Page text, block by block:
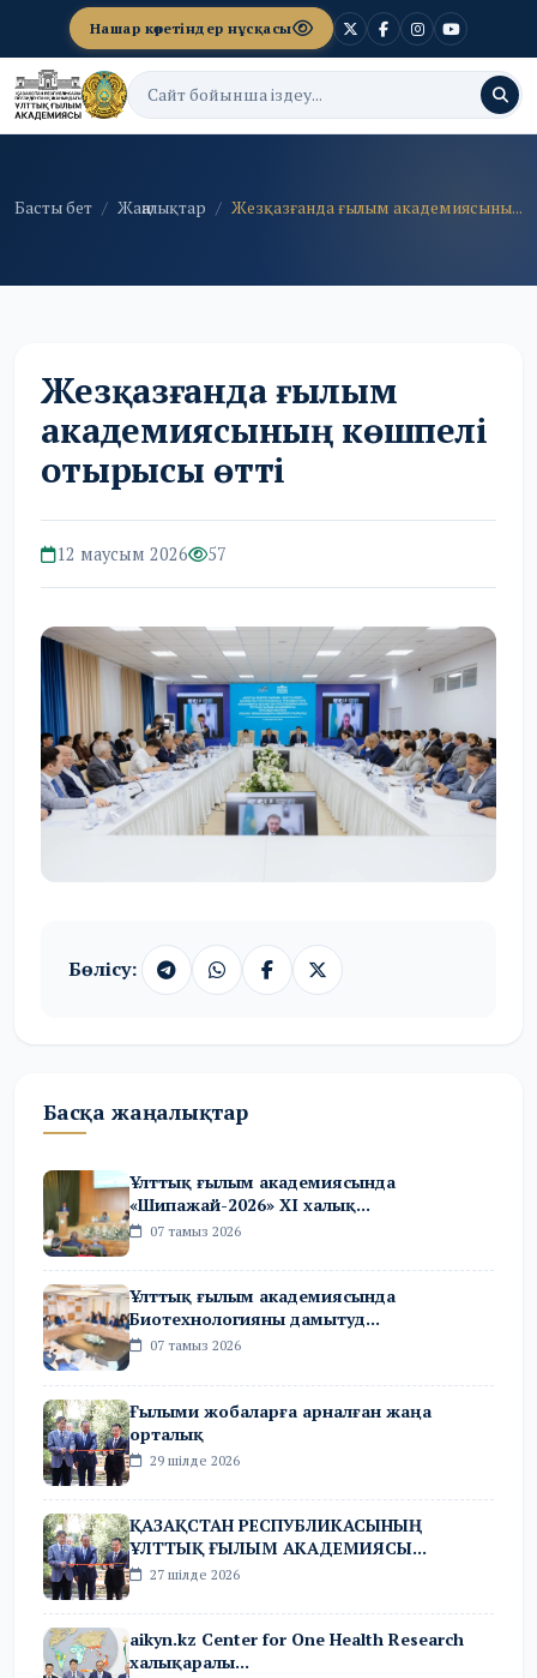
Нашар көретіндер нұсқасы
Басты бет Жаңалықтар Жезқазғанда ғылым академиясыны...
Жезқазғанда ғылым
академиясының көшпелі
отырысы өтті
12 маусым 2026 57
Бөлісу:
Басқа жаңалықтар
Ұлттық ғылым академиясында
«Шипажай-2026» XI халық...
07 тамыз 2026
Ұлттық ғылым академиясында
Биотехнологияны дамытуд...
07 тамыз 2026
Ғылыми жобаларға арналған жаңа
орталық
29 шілде 2026
ҚАЗАҚСТАН РЕСПУБЛИКАСЫНЫҢ
ҰЛТТЫҚ ҒЫЛЫМ АКАДЕМИЯСЫ...
27 шілде 2026
aikyn.kz Center for One Health Research
халықаралы...